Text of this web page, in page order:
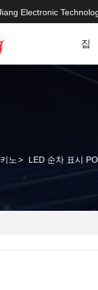
Electronic
집
노 > LED 순차 표시